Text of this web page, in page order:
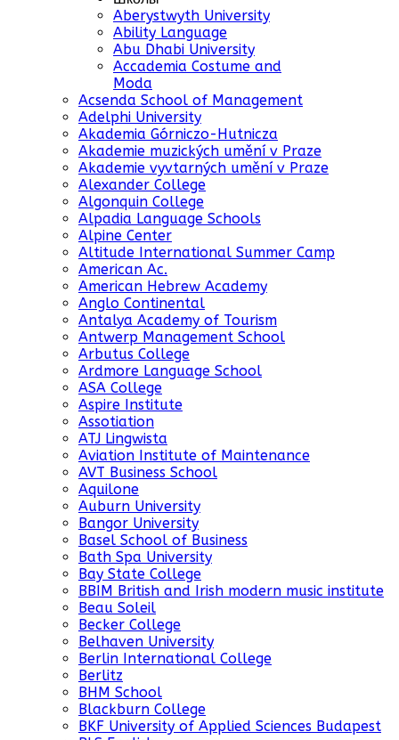
Aberystwyth University
Ability Language
Abu Dhabi University
Accademia Costume and
Moda
Acsenda School of Management
Adelphi University
Akademia Górniczo-Hutnicza
Akademie muzických umění v Praze
Akademie vyvtarných umění v Praze
Alexander College
Algonquin College
Alpadia Language Schools
Alpine Center
Altitude International Summer Camp
American Ac.
American Hebrew Academy
Anglo Continental
Antalya Academy of Tourism
Antwerp Management School
Arbutus College
Ardmore Language School
ASA College
Aspire Institute
Assotiation
ATJ Lingwista
Aviation Institute of Maintenance
AVT Business School
Aquilone
Auburn University
Bangor University
Basel School of Business
Bath Spa University
Bay State College
BBIM British and Irish modern music institute
Beau Soleil
Becker College
Belhaven University
Berlin International College
Berlitz
BHM School
Blackburn College
BKF University of Applied Sciences Budapest